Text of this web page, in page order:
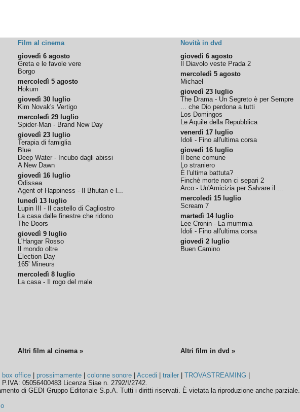
Film al cinema Novità in dvd
giovedì 6 agosto
Greta e le favole vere
Borgo
mercoledì 5 agosto
Hokum
giovedì 30 luglio
Kim Novak's Vertigo
mercoledì 29 luglio
Spider-Man - Brand New Day
giovedì 23 luglio
Terapia di famiglia
Blue
Deep Water - Incubo dagli abissi
A New Dawn
giovedì 16 luglio
Odissea
Agent of Happiness - Il Bhutan e l...
lunedì 13 luglio
Lupin III - Il castello di Cagliostro
La casa dalle finestre che ridono
The Doors
giovedì 9 luglio
L'Hangar Rosso
Il mondo oltre
Election Day
165' Mineurs
mercoledì 8 luglio
La casa - Il rogo del male
giovedì 6 agosto
Il Diavolo veste Prada 2
mercoledì 5 agosto
Michael
giovedì 23 luglio
The Drama - Un Segreto è per Sempre
... che Dio perdona a tutti
Los Domingos
Le Aquile della Repubblica
venerdì 17 luglio
Idoli - Fino all'ultima corsa
giovedì 16 luglio
Il bene comune
Lo straniero
È l'ultima battuta?
Finchè morte non ci separi 2
Arco - Un'Amicizia per Salvare il ...
mercoledì 15 luglio
Scream 7
martedì 14 luglio
Lee Cronin - La mummia
Idoli - Fino all'ultima corsa
giovedì 2 luglio
Buen Camino
Altri film al cinema » Altri film in dvd »
box office prossimamente |colonne sonore |Accedi |trailer |TROVASTREAMING
05056400483 Licenza Siae n. 2792/I/2742.
di GEDI Gruppo Editoriale S.p.A. Tutti i diritti riservati. È vietata la riproduzione anche parziale.